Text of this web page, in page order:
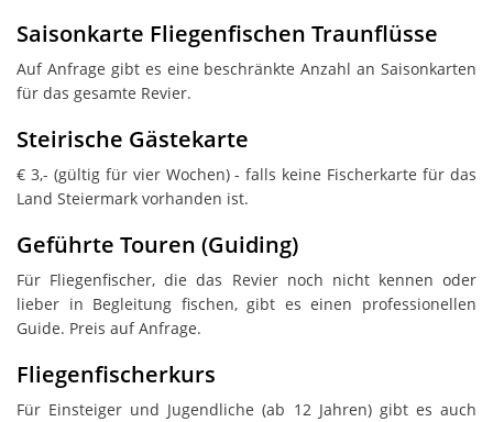
Saisonkarte Fliegenfischen Traunflüsse
Auf Anfrage gibt es eine beschränkte Anzahl an Saisonkarten
für das gesamte Revier.
Steirische Gästekarte
€ 3,- (gültig für vier Wochen) - falls keine Fischerkarte für das
Land Steiermark vorhanden ist.
Geführte Touren (Guiding)
Für Fliegenfischer, die das Revier noch nicht kennen oder
lieber in Begleitung fischen, gibt es einen professionellen
Guide. Preis auf Anfrage.
Fliegenfischerkurs
Für Einsteiger und Jugendliche (ab 12 Jahren) gibt es auch